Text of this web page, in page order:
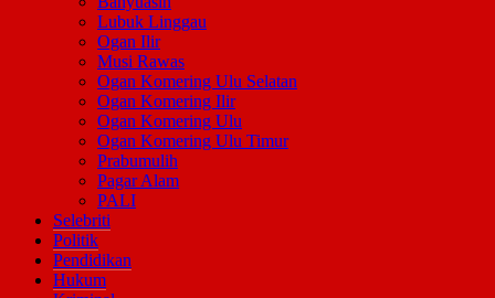
Lubuk Linggau
Ogan Ilir
Musi Rawas
Ogan Komering Ulu Selatan
Ogan Komering Ilir
Ogan Komering Ulu
Ogan Komering Ulu Timur
Prabumulih
Pagar Alam
PALI
Selebriti
Politik
Pendidikan
Hukum